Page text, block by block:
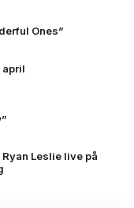
Ones”
april
Leslie live på